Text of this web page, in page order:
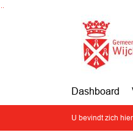
Ga naar de inhoud van deze
Dashboard
U bevindt zich